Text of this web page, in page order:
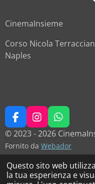
Questo sito web
la tua esperienza e
CinemaInsieme
Corso Nicola
Naples
F
a
c
e
o
o
I
n
s
t
g
r
W
h
a
t
A
p
© 2023 - 2026
Fornito da Webador